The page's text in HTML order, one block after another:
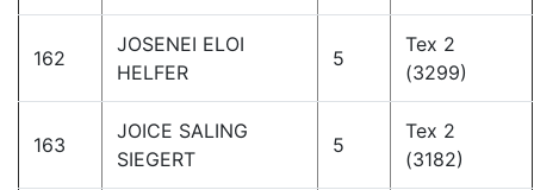
162
JOSENEI ELOI
HELFER
5
Tex 2
(3299)
163
JOICE SALING
SIEGERT
5
Tex 2
(3182)